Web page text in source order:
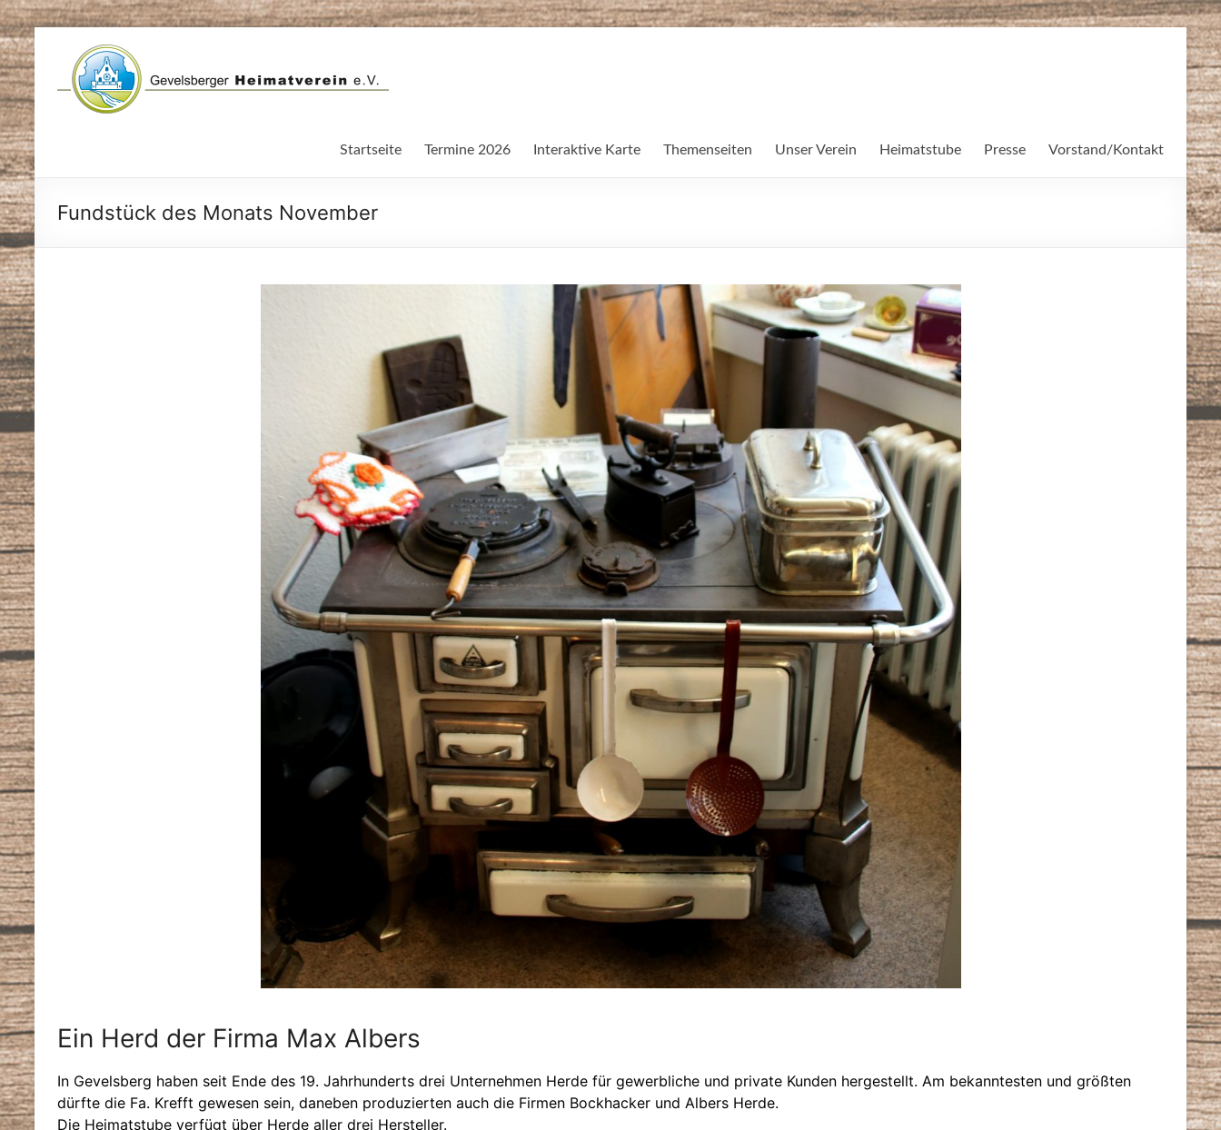
Zum
Inhalt
springen
Startseite Termine 2026 Interaktive Karte Themenseiten Unser Verein Heimatstube Presse Vorstand/Kontakt
Fundstück des Monats November
Ein Herd der Firma Max Albers
In Gevelsberg haben seit Ende des 19. Jahrhunderts drei Unternehmen Herde für gewerbliche und private Kunden hergestellt. Am bekanntesten und größten
dürfte die Fa. Krefft gewesen sein, daneben produzierten auch die Firmen Bockhacker und Albers Herde.
Die Heimatstube verfügt über Herde aller drei Hersteller.